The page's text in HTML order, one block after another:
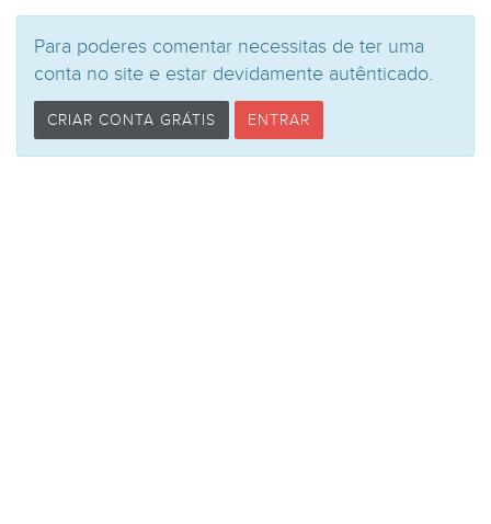
Para poderes comentar necessitas de ter uma
conta no site e estar devidamente autênticado.
CRIAR CONTA GRÁTIS ENTRAR